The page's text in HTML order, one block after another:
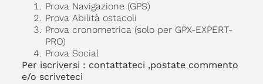
Prova Navigazione (GPS)
Prova Abilità ostacoli
Prova cronometrica (solo per GPX-EXPERT-
PRO)
Prova Social
Per iscriversi : contattateci ,postate commento
e/o scriveteci